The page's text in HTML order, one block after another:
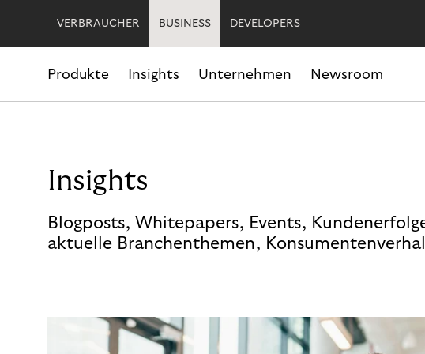
VERBRAUCHER BUSINESS DEVELOPERS
Produkte Insights Unternehmen Newsroom
Insights
Blogposts, Whitepapers, Events,
aktuelle Branchenthemen,